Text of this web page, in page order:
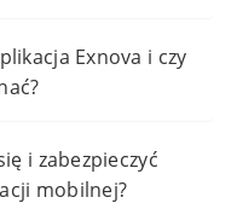
Exnova i czy
i zabezpieczyć
mobilnej?